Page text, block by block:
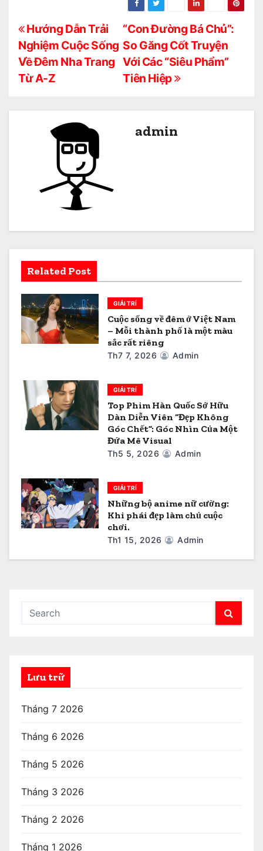
Đ
i
ề
à
i
v
i
t
“Con Đường Bá Chủ”:
So Găng Cốt Truyện
Với Các “Siêu Phẩm”
Tiên Hiệp
Hướng Dẫn Trải
Nghiệm Cuộc Sống
Về Đêm Nha Trang
Từ A-Z
admin
Related Post
GIẢI TRÍ
Cuộc sống về đêm ở Việt Nam
– Mỗi thành phố là một màu
sắc rất riêng
Th7 7, 2026 Admin
GIẢI TRÍ
Top Phim Hàn Quốc Sở Hữu
Dàn Diễn Viên “Đẹp Không
Góc Chết”: Góc Nhìn Của Một
Đứa Mê Visual
Th5 5, 2026 Admin
GIẢI TRÍ
Những bộ anime nữ cường:
Khi phái đẹp làm chủ cuộc
chơi.
Th1 15, 2026 Admin
Lưu trữ
Tháng 7 2026
Tháng 6 2026
Tháng 5 2026
Tháng 3 2026
Tháng 2 2026
Tháng 1 2026